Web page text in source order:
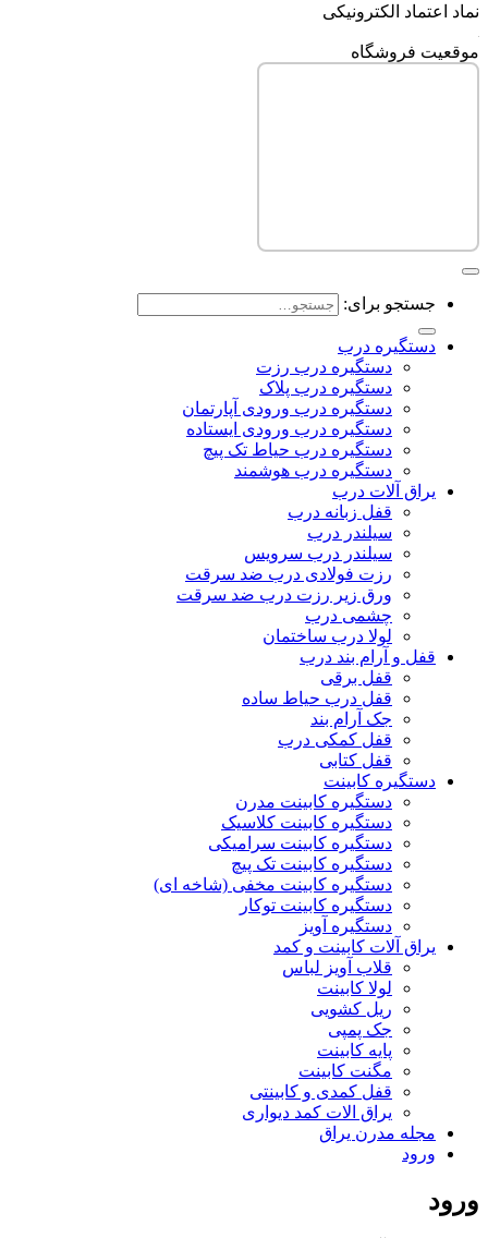
نماد اعتماد الکترونیکی
موقعیت فروشگاه
جستجو برای:
دستگیره درب
دستگیره درب رزت
دستگیره درب پلاک
دستگیره درب ورودی آپارتمان
دستگیره درب ورودی ایستاده
دستگیره درب حیاط تک پیچ
دستگیره درب هوشمند
یراق آلات درب
قفل زبانه درب
سیلندر درب
سیلندر درب سرویس
رزت فولادی درب ضد سرقت
ورق زیر رزت درب ضد سرقت
چشمی درب
لولا درب ساختمان
قفل و آرام بند درب
قفل برقی
قفل درب حیاط ساده
جک آرام بند
قفل کمکی درب
قفل کتابی
دستگیره کابینت
دستگیره کابینت مدرن
دستگیره کابینت کلاسیک
دستگیره کابینت سرامیکی
دستگیره کابینت تک پیچ
دستگیره کابینت مخفی (شاخه ای)
دستگیره کابینت توکار
دستگیره آویز
یراق آلات کابینت و کمد
قلاب آویز لباس
لولا کابینت
ریل کشویی
جک پمپی
پایه کابینت
مگنت کابینت
قفل کمدی و کابینتی
یراق الات کمد دیواری
مجله مدرن یراق
ورود
ورود